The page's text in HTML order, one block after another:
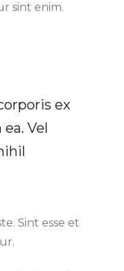
sint enim.
ex
Vel
Sint esse et